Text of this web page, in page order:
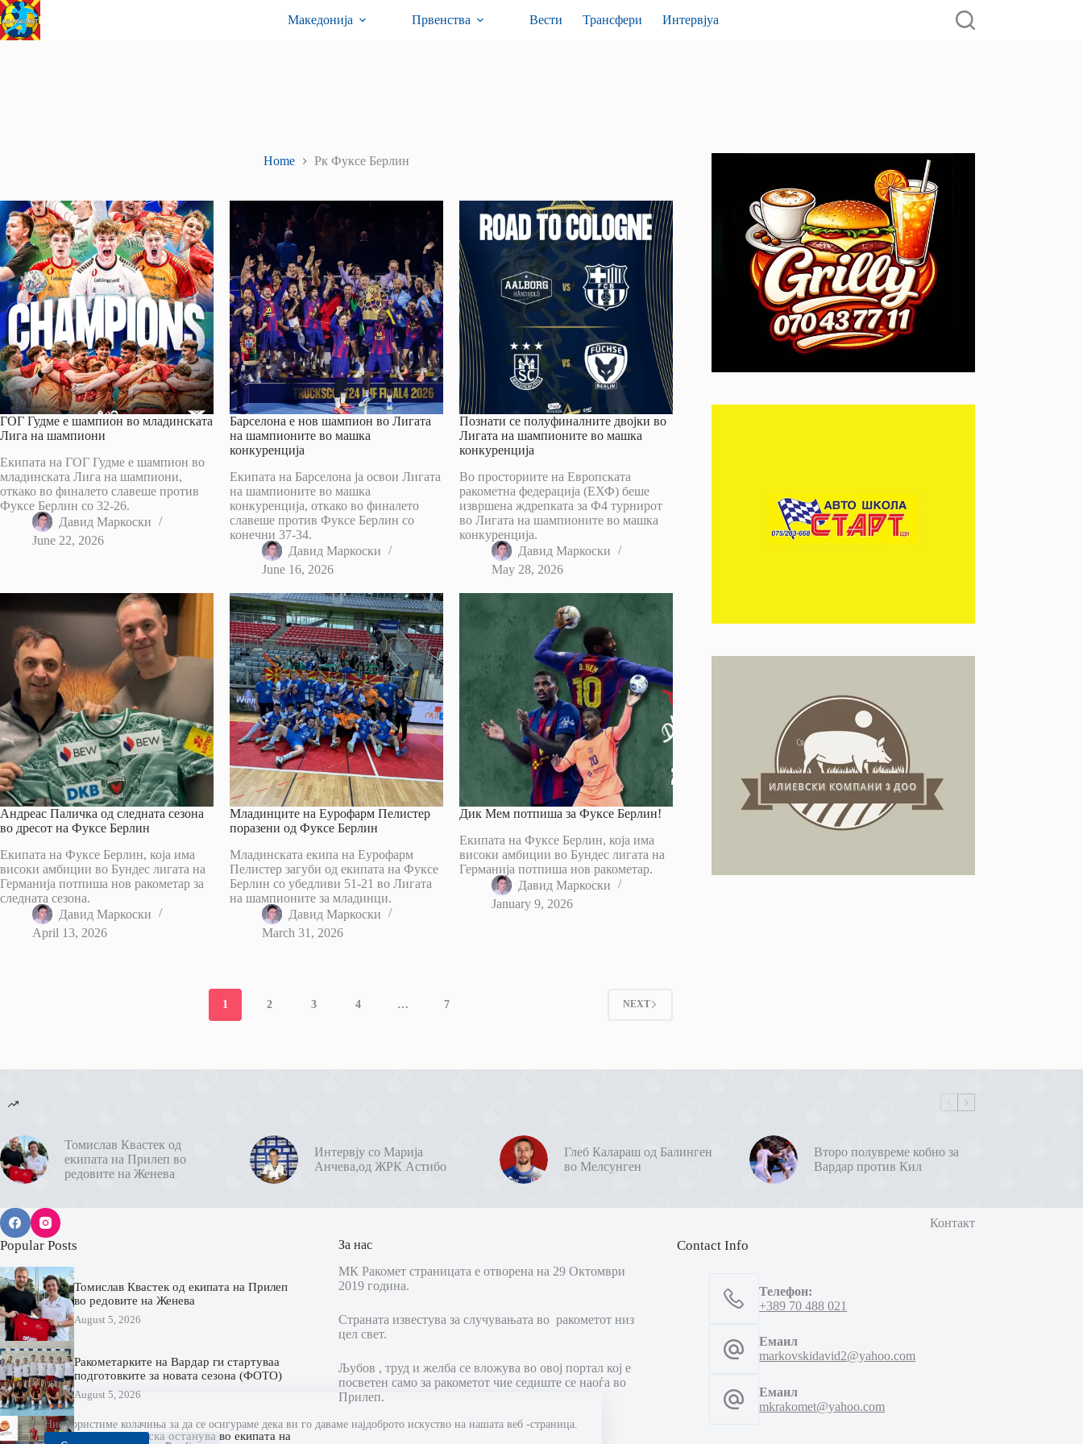
Skip
to
content
Ние користиме колачиња за да се осигураме дека ви го даваме најдоброто искуство на нашата веб -страница.
Македонија Првенства Вести Трансфери Интервјуа
Home Рк Фуксе Берлин
ГОГ Гудме е шампион во младинската
Лига на шампиони
Екипата на ГОГ Гудме е шампион во
младинската Лига на шампиони,
откако во финалето славеше против
Фуксе Берлин со 32-26.
Давид Маркоски
June 22, 2026
Барселона е нов шампион во Лигата
на шампионите во машка
конкуренција
Екипата на Барселона ја освои Лигата
на шампионите во машка
конкуренција, откако во финалето
славеше против Фуксе Берлин со
конечни 37-34.
Давид Маркоски
June 16, 2026
Познати се полуфиналните двојки во
Лигата на шампионите во машка
конкуренција
Во просториите на Европската
ракометна федерација (ЕХФ) беше
извршена ждрепката за Ф4 турнирот
во Лигата на шампионите во машка
конкуренција.
Давид Маркоски
May 28, 2026
Андреас Паличка од следната сезона
во дресот на Фуксе Берлин
Екипата на Фуксе Берлин, која има
високи амбиции во Бундес лигата на
Германија потпиша нов ракометар за
следната сезона.
Давид Маркоски
April 13, 2026
Младинците на Еурофарм Пелистер
поразени од Фуксе Берлин
Младинската екипа на Еурофарм
Пелистер загуби од екипата на Фуксе
Берлин со убедливи 51-21 во Лигата
на шампионите за младинци.
Давид Маркоски
March 31, 2026
Дик Мем потпиша за Фуксе Берлин!
Екипата на Фуксе Берлин, која има
високи амбиции во Бундес лигата на
Германија потпиша нов ракометар.
Давид Маркоски
January 9, 2026
1 2 3 4 … 7 NEXT
Томислав Квастек од
екипата на Прилеп во
редовите на Женева
Интервју со Марија
Анчева,од ЖРК Астибо
Глеб Калараш од Балинген
во Мелсунген
Второ полувреме кобно за
Вардар против Кил
Контакт
Popular Posts
Томислав Квастек од екипата на Прилеп
во редовите на Женева
August 5, 2026
Ракометарките на Вардар ги стартуваа
подготовките за новата сезона (ФОТО)
August 5, 2026
Весна Христоска останува во екипата на
За нас
МК Ракомет страницата е отворена на 29 Октомври
2019 година.
Страната известува за случувањата во ракометот низ
цел свет.
Љубов , труд и желба се вложува во овој портал кој е
посветен само за ракометот чие седиште се наоѓа во
Прилеп.
Contact Info
Телефон:
+389 70 488 021
Емаил
markovskidavid2@yahoo.com
Емаил
mkrakomet@yahoo.com